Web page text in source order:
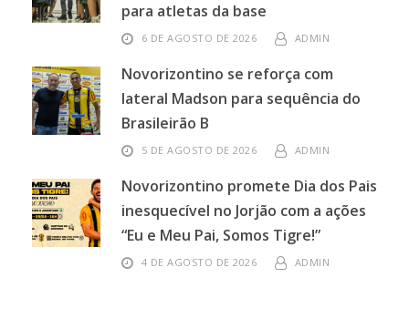
para atletas da base
6 DE AGOSTO DE 2026 ADMIN
Novorizontino se reforça com
lateral Madson para sequência do
Brasileirão B
5 DE AGOSTO DE 2026 ADMIN
Novorizontino promete Dia dos Pais
inesquecível no Jorjão com a ações
“Eu e Meu Pai, Somos Tigre!”
4 DE AGOSTO DE 2026 ADMIN